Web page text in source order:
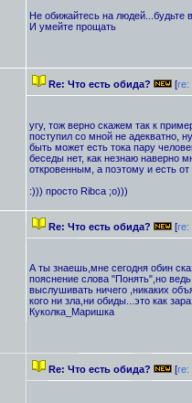
Не обижайтесь на людей...будьте
И умейте прощать
Re: Что есть обида? [re:
угу, тож верно скажем так к
поступил со мной не адекватно,
быть может есть тока пару
беседы нет, как незнаю наверно
откровенным, а поэтому и есть
:))) просто Ribca ;о)))
Re: Что есть обида? [re:
А ты знаешь,мне сегодня обин
пояснение слова "Понять",но
выслушивать ничего ,никаких
кого ни зла,ни обиды...это как
Куколка_Маришка
Re: Что есть обида? [re: